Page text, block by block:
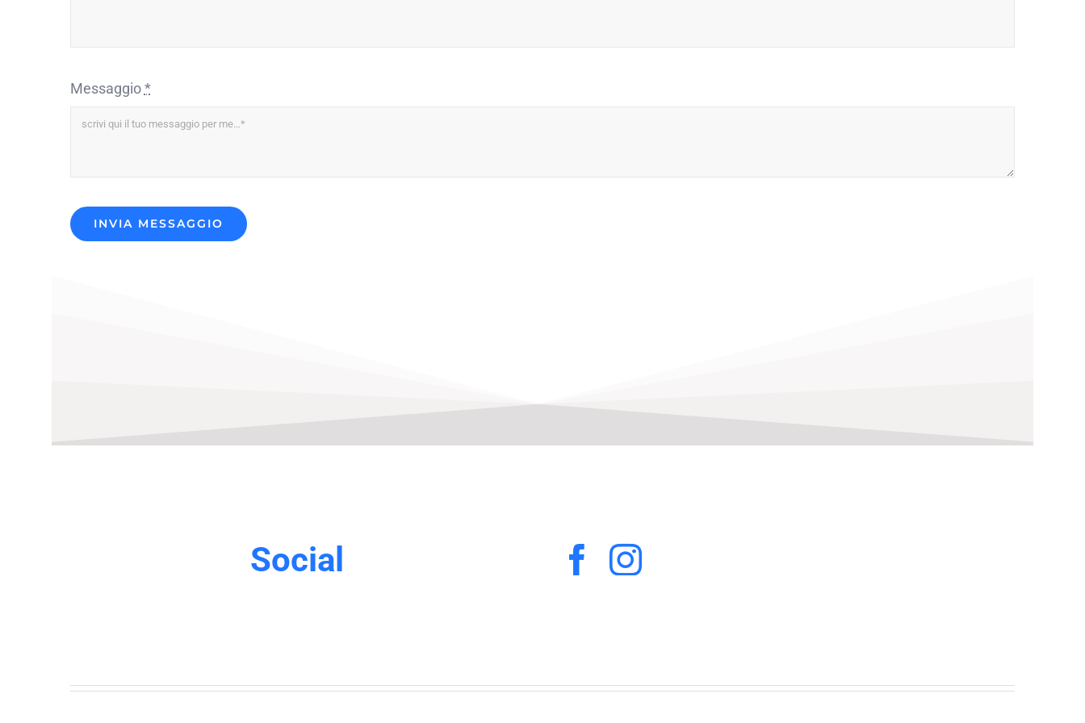
Messaggio*
INVIA MESSAGGIO
Social